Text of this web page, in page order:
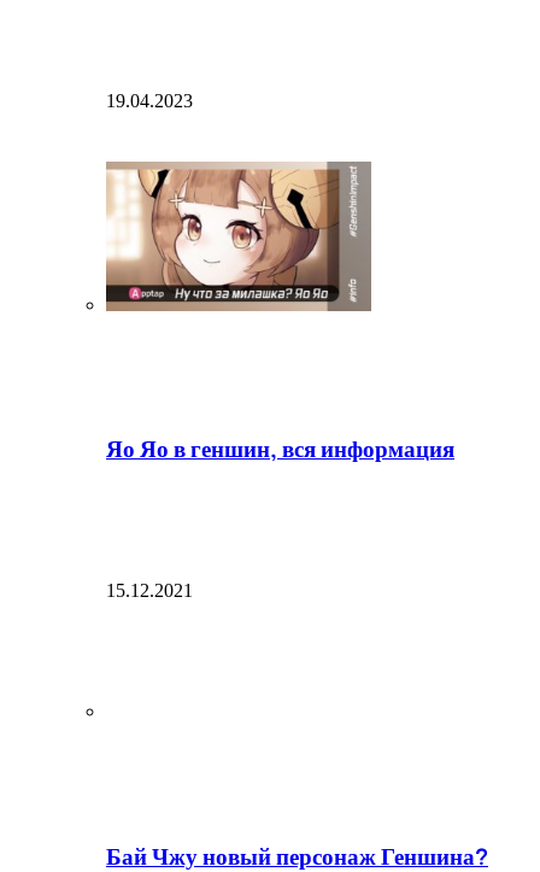
19.04.2023
Яо Яо в геншин, вся информация
15.12.2021
Бай Чжу новый персонаж Геншина?